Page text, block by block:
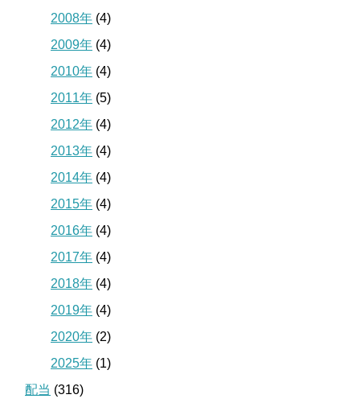
2008年 (4)
2009年 (4)
2010年 (4)
2011年 (5)
2012年 (4)
2013年 (4)
2014年 (4)
2015年 (4)
2016年 (4)
2017年 (4)
2018年 (4)
2019年 (4)
2020年 (2)
2025年 (1)
配当 (316)